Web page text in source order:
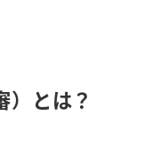
）とは？